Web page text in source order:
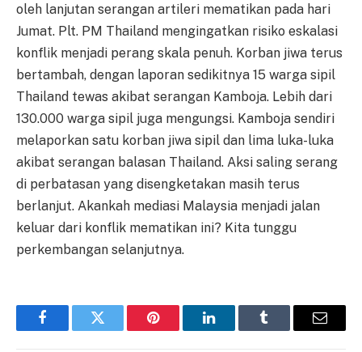
oleh lanjutan serangan artileri mematikan pada hari
Jumat. Plt. PM Thailand mengingatkan risiko eskalasi
konflik menjadi perang skala penuh. Korban jiwa terus
bertambah, dengan laporan sedikitnya 15 warga sipil
Thailand tewas akibat serangan Kamboja. Lebih dari
130.000 warga sipil juga mengungsi. Kamboja sendiri
melaporkan satu korban jiwa sipil dan lima luka-luka
akibat serangan balasan Thailand. Aksi saling serang
di perbatasan yang disengketakan masih terus
berlanjut. Akankah mediasi Malaysia menjadi jalan
keluar dari konflik mematikan ini? Kita tunggu
perkembangan selanjutnya.
FacebookTwitter Pinterest LinkedInTumblr Email